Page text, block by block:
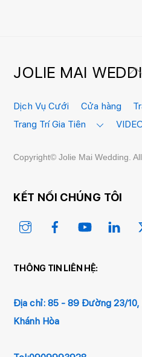
JOLIE MAI
Dịch Vụ Cưới Cửa hàng
Trang Trí Gia Tiên
Copyright© Jolie Mai Wedding.
KẾT NỐI CHÚNG TÔI
InstagramFacebookYouTube
THÔNG TIN LIÊN HỆ:
Địa chỉ: 85 - 89 Đường 23/10,
Khánh Hòa